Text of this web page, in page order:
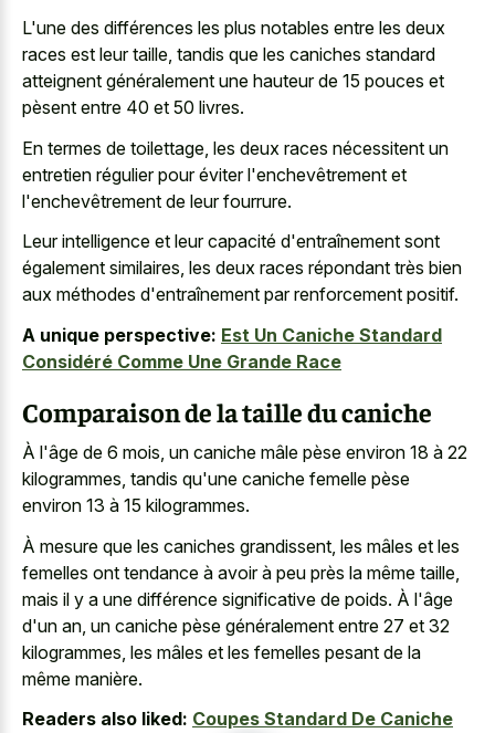
L'une des différences les plus notables entre les deux
races est leur taille, tandis que les caniches standard
atteignent généralement une hauteur de 15 pouces et
pèsent entre 40 et 50 livres.
En termes de toilettage, les deux races nécessitent un
entretien régulier pour éviter l'enchevêtrement et
l'enchevêtrement de leur fourrure.
Leur intelligence et leur capacité d'entraînement sont
également similaires, les deux races répondant très bien
aux méthodes d'entraînement par renforcement positif.
A unique perspective: Est Un Caniche Standard
Considéré Comme Une Grande Race
Comparaison de la taille du caniche
À l'âge de 6 mois, un caniche mâle pèse environ 18 à 22
kilogrammes, tandis qu'une caniche femelle pèse
environ 13 à 15 kilogrammes.
À mesure que les caniches grandissent, les mâles et les
femelles ont tendance à avoir à peu près la même taille,
mais il y a une différence significative de poids. À l'âge
d'un an, un caniche pèse généralement entre 27 et 32
kilogrammes, les mâles et les femelles pesant de la
même manière.
Readers also liked: Coupes Standard De Caniche